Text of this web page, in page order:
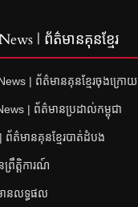
| ព័ត៌មានគុនខ្មែរ
| ព័ត៌មានគុនខ្មែរចុងក្រោយ
| ព័ត៌មានប្រដាល់កម្ពុជា
ត៌មានគុនខ្មែរបាត់ដំបង
រឹត្តិការណ៍
នលទ្ធផល